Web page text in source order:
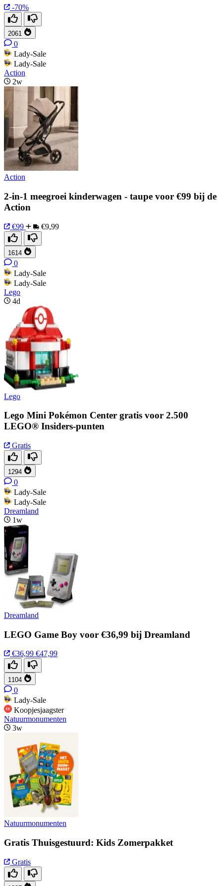
-70%
2061
0
Lady-Sale
Lady-Sale
Action
2w
Action
2-in-1 meegroei kinderwagen - taupe voor €99 bij de
Action
€99 €9,99
1614
0
Lady-Sale
Lady-Sale
Lego
4d
Lego
Lego Mini Pokémon Center gratis voor 2.500
LEGO® Insiders-punten
Gratis
1294
0
Lady-Sale
Lady-Sale
Dreamland
1w
Dreamland
LEGO Game Boy voor €36,99 bij Dreamland
€36,99 €47,99
1104
0
Lady-Sale
Koopjesjaagster
Natuurmonumenten
3w
Natuurmonumenten
Gratis Thuisgestuurd: Kids Zomerpakket
Gratis